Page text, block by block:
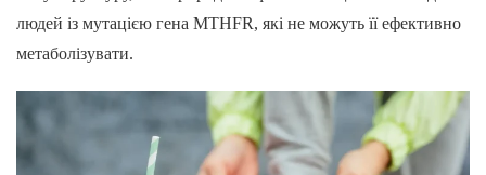
людей із мутацією гена MTHFR, які не можуть її ефективно
метаболізувати.